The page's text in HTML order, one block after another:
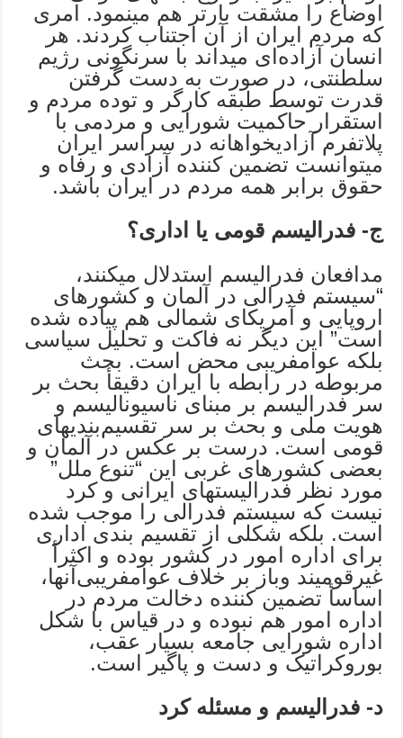
اوضاع را مشقت بارتر هم مینمود. امری
که مردم ایران از آن اجتناب کردند. هر
انسان آزاده‌ای میداند با سرنگونى رژیم
سلطنتى، در صورت به دست گرفتن
قدرت توسط طبقه کارگر و توده مردم و
استقرار حاکمیت شورایى و مردمى با
پلاتفرم آزادیخواهانه در سراسر ایران
میتوانست تضمین کننده آزادی و رفاه و
حقوق برابر همه مردم در ایران باشد.
ج- فدرالیسم قومى یا اداری؟
مدافعان فدرالیسم استدلال میکنند،
“سیستم فدرالى در آلمان و کشورهای
اروپایى و آمریکای شمالى هم پیاده شده
است” این دیگر نه فاکت و تحلیل سیاسى
بلکه عوامفریبى محض است. بحث
مربوطه در رابطه با ایران دقیقأ بحث بر
سر فدرالیسم بر مبنای ناسیونالیسم و
هویت ملی و بحث بر سر تقسیم‌بندیهای
قومى است. درست بر عکس در آلمان و
بعضى کشورهای غربى این “تنوع ملل”
مورد نظر فدرالیستهای ایرانى و کرد
نیست که سیستم فدرالى را موجب شده
است. بلکه شکلى از تقسیم بندی اداری
برای اداره امور در کشور بوده و اکثرأ
غیرقومیند وباز بر خلاف عوامفریبى‌آنها،
اساسأ تضمین کننده دخالت مردم در
اداره امور هم نبوده و در قیاس با شکل
اداره شورایى جامعه بسیار عقب،
بوروکراتیک و دست و پاگیر است.
د- فدرالیسم و مسئله کرد